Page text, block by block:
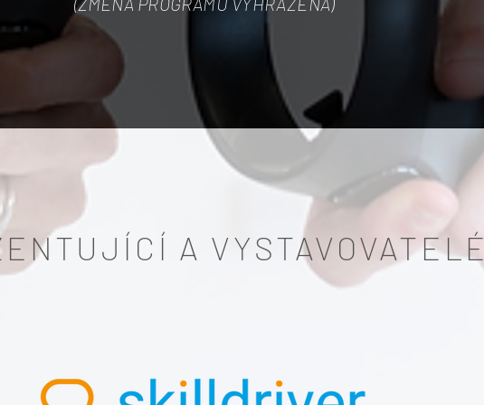
A VYSTAVOVATELÉ